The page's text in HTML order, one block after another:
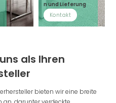
n und Lieferung
Kontakt
als Ihren
bieten wir eine breite